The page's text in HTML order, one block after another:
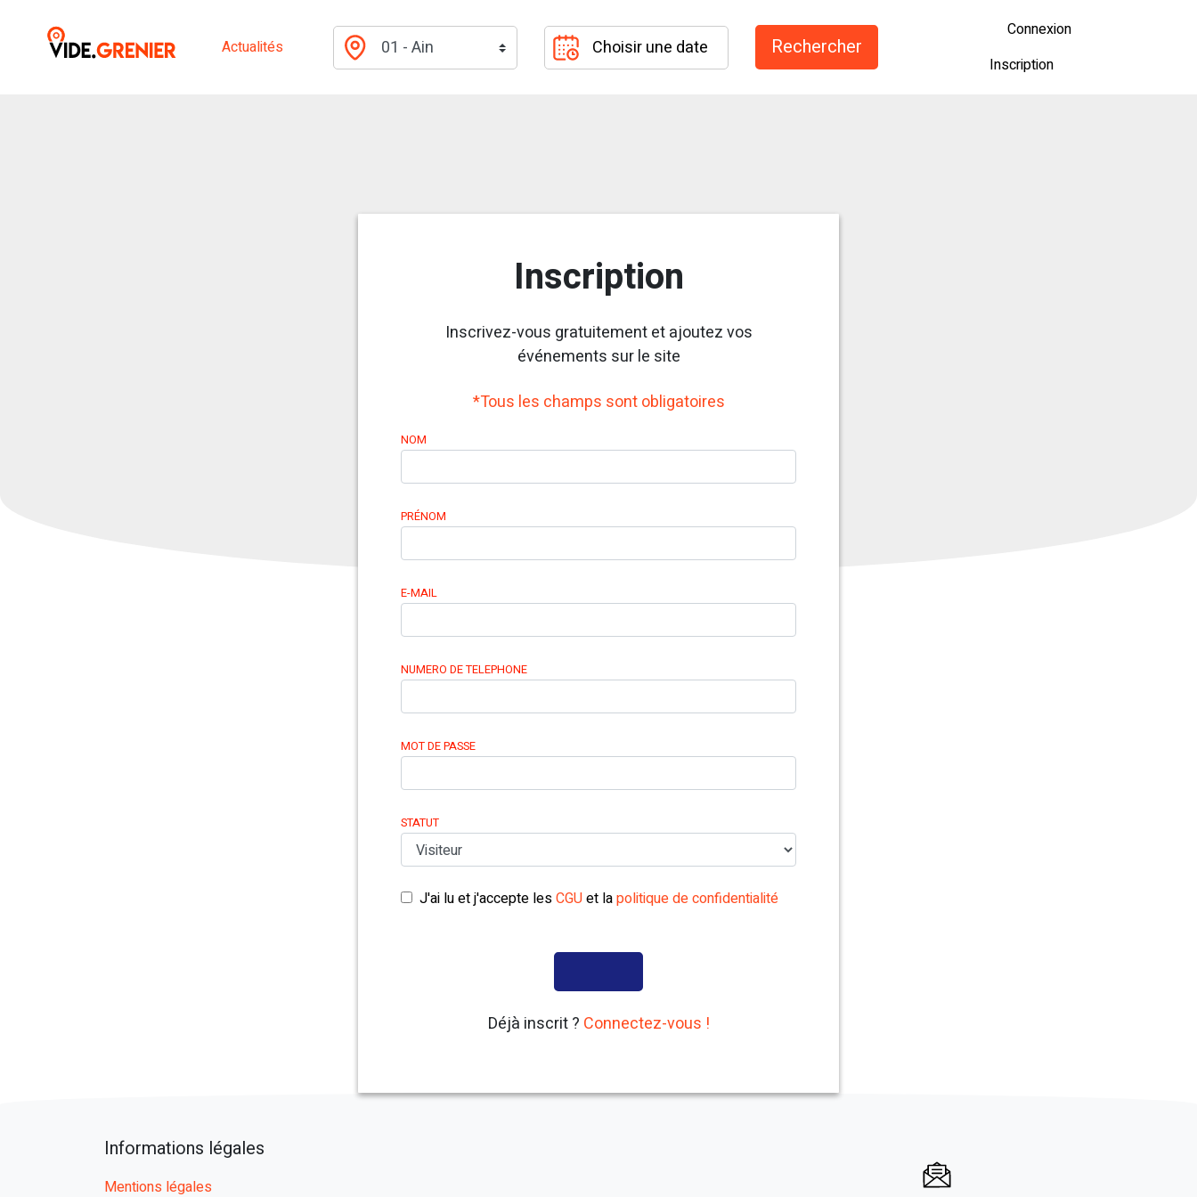
Actualités
Connexion
Inscription
Inscription
Inscrivez-vous gratuitement et ajoutez vos
événements sur le site
*Tous les champs sont obligatoires
NOM
PRÉNOM
E-MAIL
NUMERO DE TELEPHONE
MOT DE PASSE
STATUT
J'ai lu et j'accepte lesCGUet lapolitique de confidentialité
Déjà inscrit ? Connectez-vous !
Informations légales
Mentions légales